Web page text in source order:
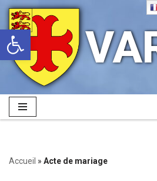
Ouvrir la barre d’outils
Aller
au
contenu
Accueil » Acte de mariage